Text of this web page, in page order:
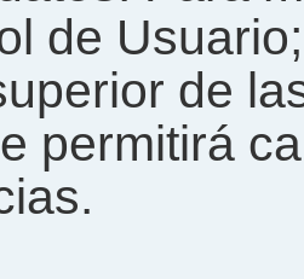
de
de
permitirá